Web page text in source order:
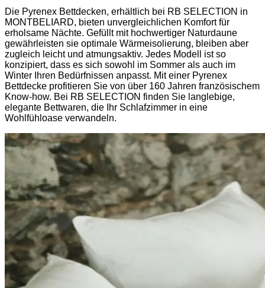
Die Pyrenex Bettdecken, erhältlich bei RB SELECTION in
MONTBELIARD, bieten unvergleichlichen Komfort für
erholsame Nächte. Gefüllt mit hochwertiger Naturdaune
gewährleisten sie optimale Wärmeisolierung, bleiben aber
zugleich leicht und atmungsaktiv. Jedes Modell ist so
konzipiert, dass es sich sowohl im Sommer als auch im
Winter Ihren Bedürfnissen anpasst. Mit einer Pyrenex
Bettdecke profitieren Sie von über 160 Jahren französischem
Know-how. Bei RB SELECTION finden Sie langlebige,
elegante Bettwaren, die Ihr Schlafzimmer in eine
Wohlfühloase verwandeln.